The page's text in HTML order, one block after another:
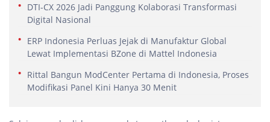
DTI-CX 2026 Jadi Panggung Kolaborasi Transformasi
Digital Nasional
ERP Indonesia Perluas Jejak di Manufaktur Global
Lewat Implementasi BZone di Mattel Indonesia
Rittal Bangun ModCenter Pertama di Indonesia, Proses
Modifikasi Panel Kini Hanya 30 Menit